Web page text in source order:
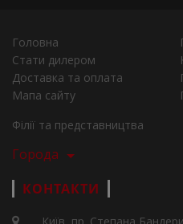
Головна
Стати дилером
Доставка та оплата
Мапа сайту
Філії та представництва
Города
КОНТАКТИ